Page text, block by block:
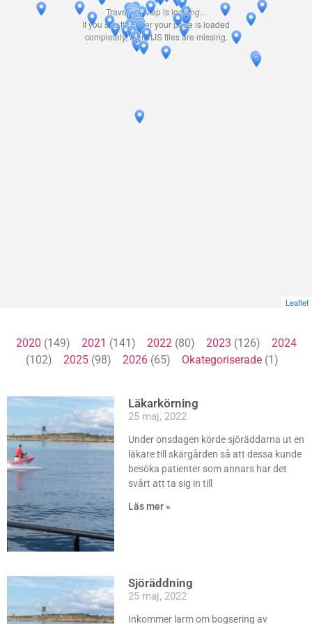
Travelers' Map is loading...
If you see this after your page is loaded
completely, leafletJS files are missing.
Leaflet
2020 (149) 2021 (141) 2022 (80) 2023 (126) 2024
(102) 2025(98) 2026(65) Okategoriserade(1)
Läkarkörning
25 maj, 2022
Under onsdagen körde sjöräddarna ut en
läkare till skärgården så att dessa kunde
besöka patienter som annars har det
svårt att ta sig in till
Läs mer »
Sjöräddning
25 maj, 2022
Inkommer larm om bogsering av